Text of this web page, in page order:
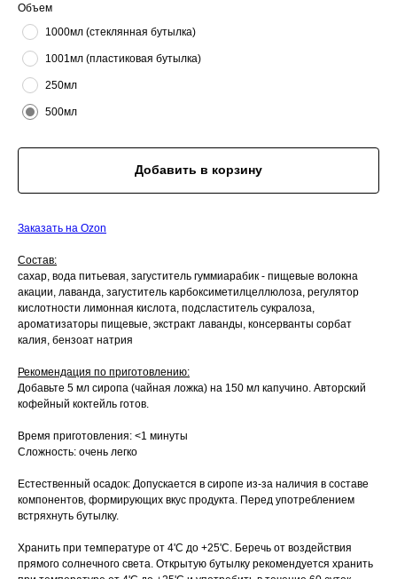
Объем
1000мл (стеклянная бутылка)
1001мл (пластиковая бутылка)
250мл
500мл
Добавить в корзину
Заказать на Ozon
Состав:
сахар, вода питьевая, загуститель гуммиарабик - пищевые волокна
акации, лаванда, загуститель карбоксиметилцеллюлоза, регулятор
кислотности лимонная кислота, подсластитель сукралоза,
ароматизаторы пищевые, экстракт лаванды, консерванты сорбат
калия, бензоат натрия
Рекомендация по приготовлению:
Добавьте 5 мл сиропа (чайная ложка) на 150 мл капучино. Авторский
кофейный коктейль готов.
Время приготовления: <1 минуты
Сложность: очень легко
Естественный осадок: Допускается в сиропе из-за наличия в составе
компонентов, формирующих вкус продукта. Перед употреблением
встряхнуть бутылку.
Хранить при температуре от 4'С до +25'С. Беречь от воздействия
прямого солнечного света. Открытую бутылку рекомендуется хранить